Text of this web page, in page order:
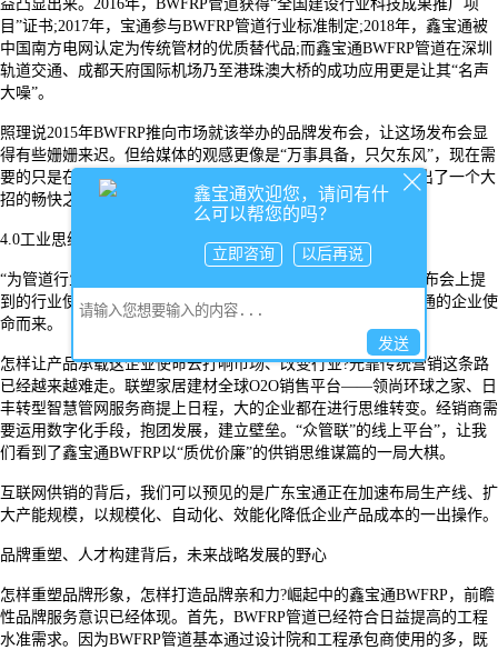
益凸显出来。2016年，BWFRP管道获得“全国建设行业科技成果推广项
目”证书;2017年，宝通参与BWFRP管道行业标准制定;2018年，鑫宝通被
中国南方电网认定为传统管材的优质替代品;而鑫宝通BWFRP管道在深圳
轨道交通、成都天府国际机场乃至港珠澳大桥的成功应用更是让其“名声
大噪”。
照理说2015年BWFRP推向市场就该举办的品牌发布会，让这场发布会显
得有些姗姗来迟。但给媒体的观感更像是“万事具备，只欠东风”，现在需
要的只是在行业里的“振臂一呼”，如果放之武侠江湖里颇有憋出了一个大
招的畅快之感。
4.0工业思维变局下，鑫宝通BWFRP产能扩张的雄心
“为管道行业高质量发展而奋斗!”，这是宝通创始人黄启亮在发布会上提
到的行业使命。看似有点土味情怀，却真真切切承载着广东宝通的企业使
命而来。
怎样让产品承载这企业使命去打响市场、改变行业?光靠传统营销这条路
已经越来越难走。联塑家居建材全球O2O销售平台——领尚环球之家、日
丰转型智慧管网服务商提上日程，大的企业都在进行思维转变。经销商需
要运用数字化手段，抱团发展，建立壁垒。“众管联”的线上平台”，让我
们看到了鑫宝通BWFRP以“质优价廉”的供销思维谋篇的一局大棋。
互联网供销的背后，我们可以预见的是广东宝通正在加速布局生产线、扩
大产能规模，以规模化、自动化、效能化降低企业产品成本的一出操作。
品牌重塑、人才构建背后，未来战略发展的野心
怎样重塑品牌形象，怎样打造品牌亲和力?崛起中的鑫宝通BWFRP，前瞻
性品牌服务意识已经体现。首先，BWFRP管道已经符合日益提高的工程
水准需求。因为BWFRP管道基本通过设计院和工程承包商使用的多，既
鑫宝通欢迎您，请问有什
么可以帮您的吗？
立即咨询 以后再说
发送